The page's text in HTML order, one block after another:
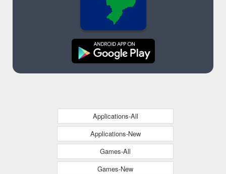
Applications-All
Applications-New
Games-All
Games-New